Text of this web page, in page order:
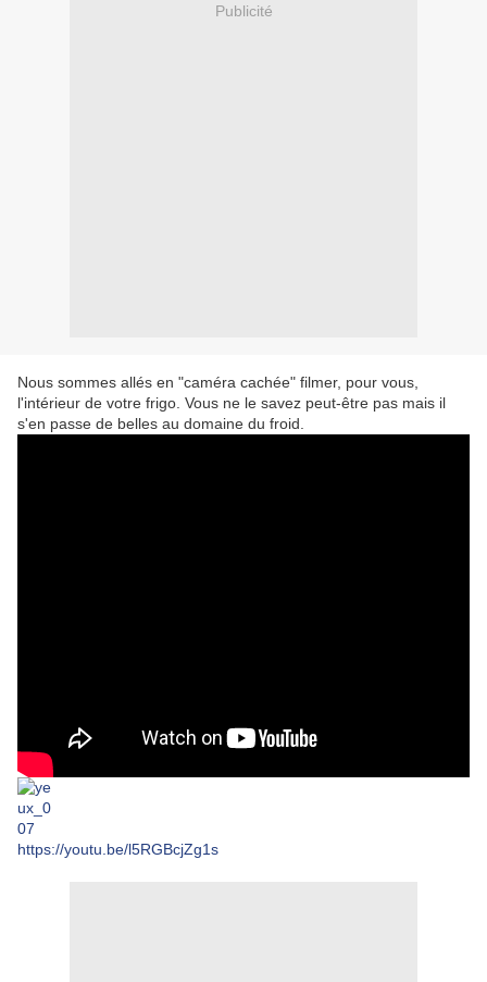
Publicité
Nous sommes allés en "caméra cachée" filmer, pour vous,
l'intérieur de votre frigo. Vous ne le savez peut-être pas mais il
s'en passe de belles au domaine du froid.
https://youtu.be/l5RGBcjZg1s